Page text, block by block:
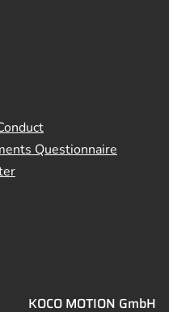
Questionnaire
KOCO MOTION GmbH